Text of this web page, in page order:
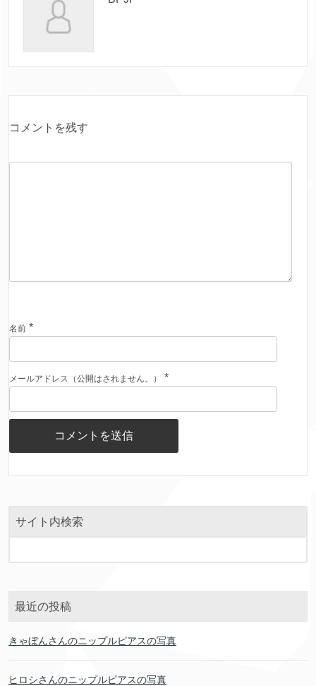
コメントを残す
名前 *
メールアドレス（公開はされません。） *
サイト内検索
最近の投稿
きゃぼんさんのニップルピアスの写真
ヒロシさんのニップルピアスの写真